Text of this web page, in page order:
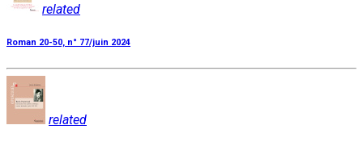
related
Roman 20-50, n° 77/juin 2024
related